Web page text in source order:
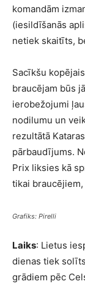
komandām
(iesildīšanās
netiek skaitīts,
Sacīkšu
braucējam būs
ierobežojumi
nodilumu un
rezultātā
pārbaudījums.
Prix liksies kā
tikai
Grafiks: Pirelli
Laiks: Lietus
dienas tiek
grādiem pēc